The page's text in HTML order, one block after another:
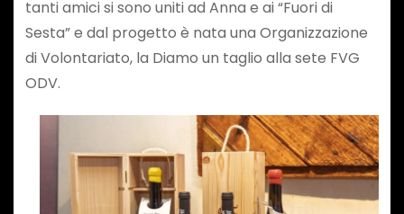
tanti amici si sono uniti ad Anna e ai “Fuori di
Sesta” e dal progetto è nata una Organizzazione
di Volontariato, la Diamo un taglio alla sete FVG
ODV.